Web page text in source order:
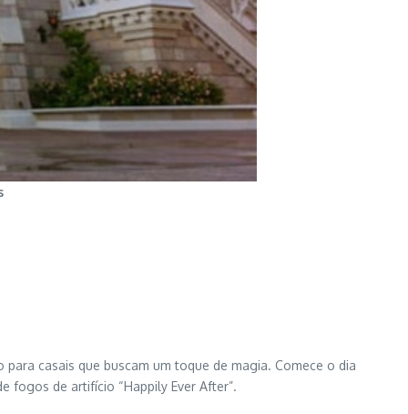
casais que buscam um toque de magia. Comece o dia
fogos de artifício “Happily Ever After”.